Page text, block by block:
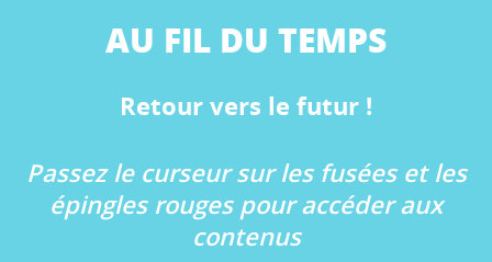
AU FIL DU TEMPS
Retour vers le futur !
Passez le curseur sur les fusées et les
épingles rouges pour accéder aux
contenus